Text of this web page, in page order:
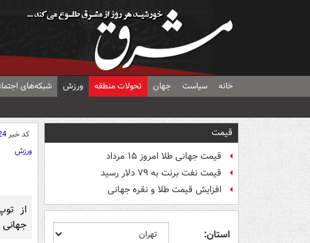
خانه سیاست جهان تحولات منطقه ورزش شبکه‌های
قیمت
قیمت جهانی طلا امروز ۱۵ مرداد
قیمت نفت برنت به ۷۹ دلار رسید
افزایش قیمت طلا و نقره جهانی
استان:
کد خبر
ورزش
از